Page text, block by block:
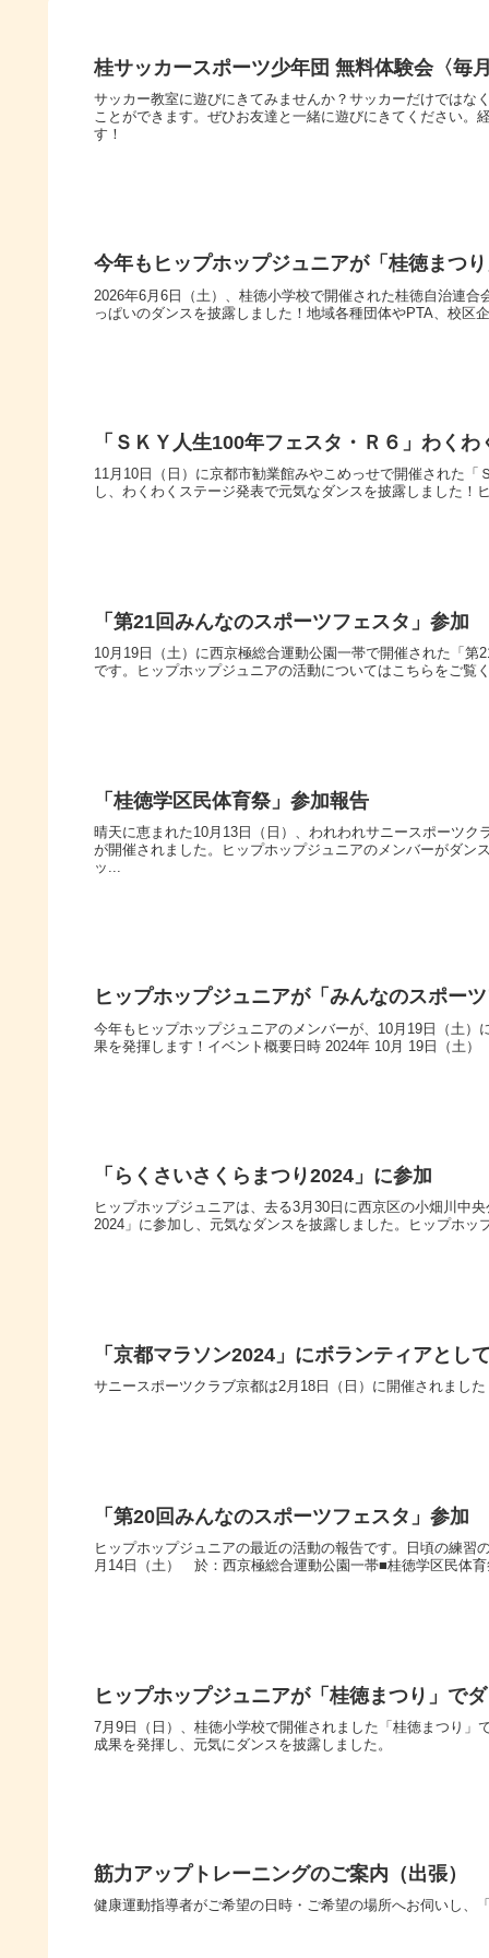
桂サッカースポーツ少年団 無料体験会〈毎
サッカー教室に遊びにきてみませんか？サッカーだけではな
ことができます。ぜひお友達と一緒に遊びにきてください
す！
今年もヒップホップジュニアが「桂徳まつ
2026年6月6日（土）、桂徳小学校で開催された桂徳自治連
っぱいのダンスを披露しました！地域各種団体やPTA、校
「ＳＫＹ人生100年フェスタ・Ｒ６」わく
11月10日（日）に京都市勧業館みやこめっせで開催された
し、わくわくステージ発表で元気なダンスを披露しました
「第21回みんなのスポーツフェスタ」参加
10月19日（土）に西京極総合運動公園一帯で開催された「
です。ヒップホップジュニアの活動についてはこちらをご覧
「桂徳学区民体育祭」参加報告
晴天に恵まれた10月13日（日）、われわれサニースポーツ
が開催されました。ヒップホップジュニアのメンバーがダン
ッ...
ヒップホップジュニアが「みんなのスポー
今年もヒップホップジュニアのメンバーが、10月19日（土
果を発揮します！イベント概要日時 2024年 10月 19日（土
「らくさいさくらまつり2024」に参加
ヒップホップジュニアは、去る3月30日に西京区の小畑川中
2024」に参加し、元気なダンスを披露しました。ヒップホ
「京都マラソン2024」にボランティアとし
サニースポーツクラブ京都は2月18日（日）に開催されまし
「第20回みんなのスポーツフェスタ」参加
ヒップホップジュニアの最近の活動の報告です。日頃の練
月14日（土） 於：西京極総合運動公園一帯■桂徳学区民
ヒップホップジュニアが「桂徳まつり」で
7月9日（日）、桂徳小学校で開催されました「桂徳まつり
成果を発揮し、元気にダンスを披露しました。
筋力アップトレーニングのご案内（出張）
健康運動指導者がご希望の日時・ご希望の場所へお伺いし、